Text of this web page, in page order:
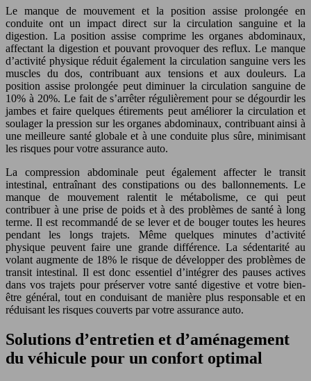
Le manque de mouvement et la position assise prolongée en
conduite ont un impact direct sur la circulation sanguine et la
digestion. La position assise comprime les organes abdominaux,
affectant la digestion et pouvant provoquer des reflux. Le manque
d’activité physique réduit également la circulation sanguine vers les
muscles du dos, contribuant aux tensions et aux douleurs. La
position assise prolongée peut diminuer la circulation sanguine de
10% à 20%. Le fait de s’arrêter régulièrement pour se dégourdir les
jambes et faire quelques étirements peut améliorer la circulation et
soulager la pression sur les organes abdominaux, contribuant ainsi à
une meilleure santé globale et à une conduite plus sûre, minimisant
les risques pour votre assurance auto.
La compression abdominale peut également affecter le transit
intestinal, entraînant des constipations ou des ballonnements. Le
manque de mouvement ralentit le métabolisme, ce qui peut
contribuer à une prise de poids et à des problèmes de santé à long
terme. Il est recommandé de se lever et de bouger toutes les heures
pendant les longs trajets. Même quelques minutes d’activité
physique peuvent faire une grande différence. La sédentarité au
volant augmente de 18% le risque de développer des problèmes de
transit intestinal. Il est donc essentiel d’intégrer des pauses actives
dans vos trajets pour préserver votre santé digestive et votre bien-
être général, tout en conduisant de manière plus responsable et en
réduisant les risques couverts par votre assurance auto.
Solutions d’entretien et d’aménagement
du véhicule pour un confort optimal